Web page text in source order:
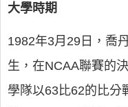
大學時期
1982年3月29日，喬
生，在NCAA聯賽的
學隊以63比62的比分